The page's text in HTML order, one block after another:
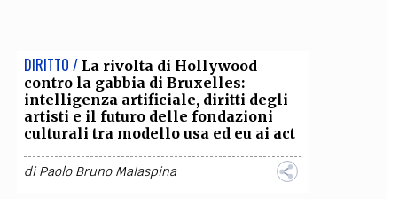
COLLABORA CON NOI
DIRITTO / La rivolta di Hollywood
contro la gabbia di Bruxelles:
intelligenza artificiale, diritti degli
artisti e il futuro delle fondazioni
culturali tra modello usa ed eu ai act
diPaolo Bruno Malaspina